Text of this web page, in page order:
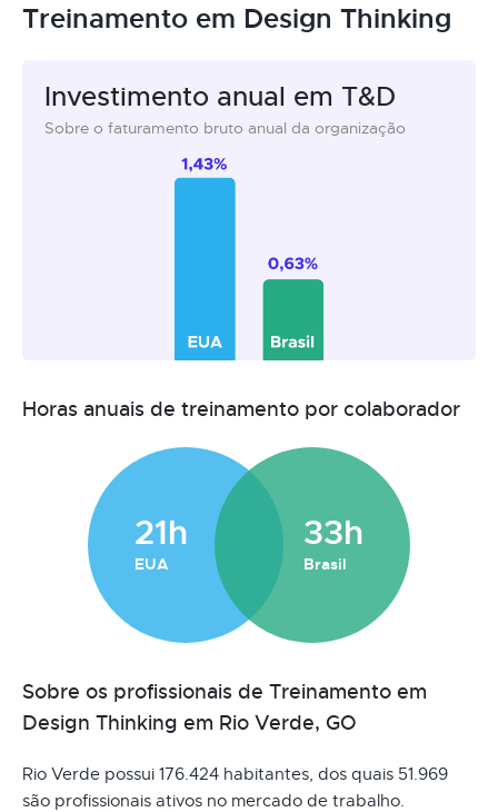
Treinamento em Design Thinking
Investimento anual em T&D
Sobre o faturamento bruto anual da organização
Horas anuais de treinamento por colaborador
21h
EUA
33h
Brasil
Sobre os profissionais de Treinamento em
Design Thinking em Rio Verde, GO
Rio Verde possui 176.424 habitantes, dos quais 51.969
são profissionais ativos no mercado de trabalho.